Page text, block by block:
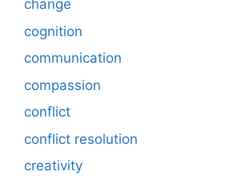
change
cognition
communication
compassion
conflict
conflict resolution
creativity